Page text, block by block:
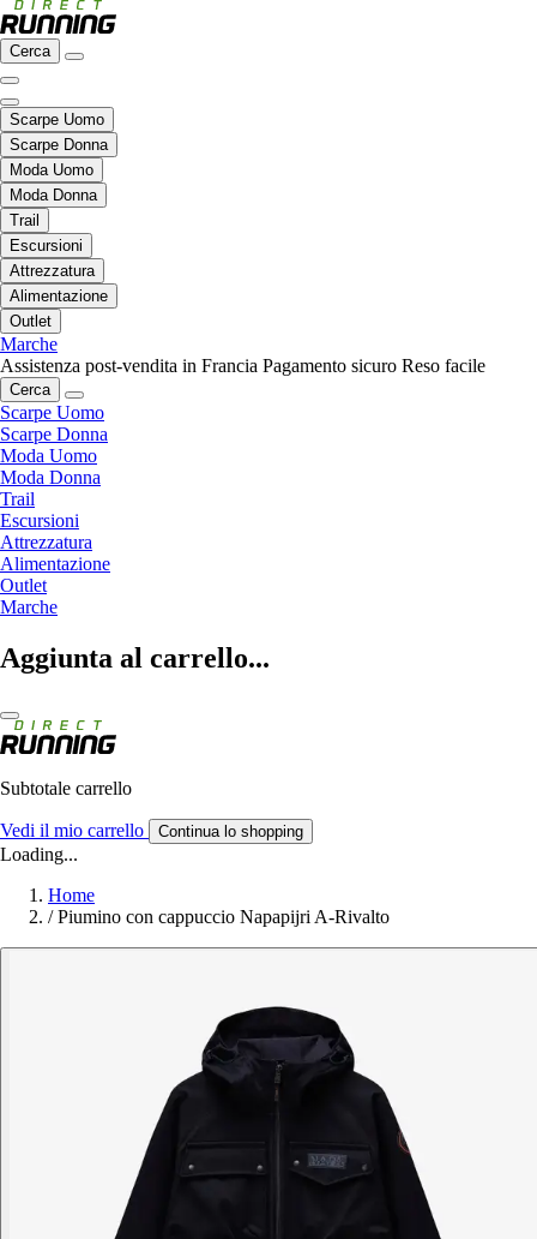
Cerca
Scarpe Uomo
Scarpe Donna
Moda Uomo
Moda Donna
Trail
Escursioni
Attrezzatura
Alimentazione
Outlet
Marche
Assistenza post-vendita in Francia Pagamento sicuro Reso facile
Cerca
Scarpe Uomo
Scarpe Donna
Moda Uomo
Moda Donna
Trail
Escursioni
Attrezzatura
Alimentazione
Outlet
Marche
Aggiunta al carrello...
Subtotale carrello
Vedi il mio carrello Continua lo shopping
Loading...
Home
/ Piumino con cappuccio Napapijri A-Rivalto